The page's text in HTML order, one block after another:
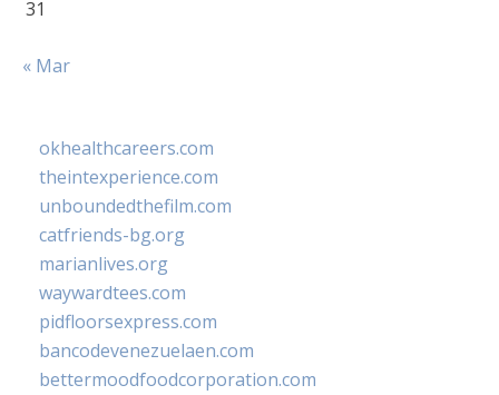
31
« Mar
okhealthcareers.com
theintexperience.com
unboundedthefilm.com
catfriends-bg.org
marianlives.org
waywardtees.com
pidfloorsexpress.com
bancodevenezuelaen.com
bettermoodfoodcorporation.com